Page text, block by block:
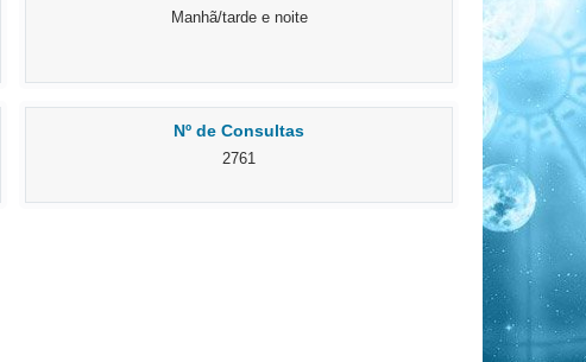
Manhã/tarde e noite
Nº de Consultas
2761